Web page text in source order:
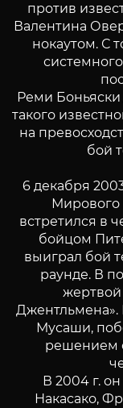
против
Валентина
нокаутом. С
Реми
такого
на
бой
6 декабря
Мирового
встретился в
бойцом
выиграл бой
раунде. В
жертвой
Джентльмена».
Мусаши,
решением
В 2004 г.
Накасако,